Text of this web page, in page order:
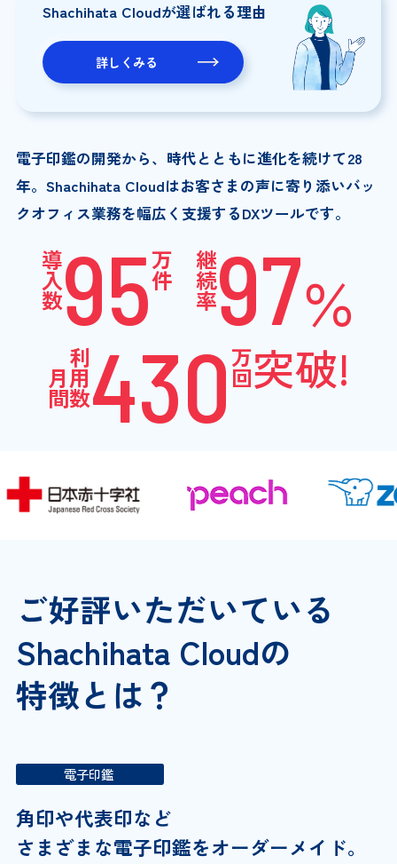
Shachihata Cloudが選ばれる理由
詳しくみる
電子印鑑の開発から、時代とともに進化を続けて28
年。 Shachihata Cloudはお客さまの声に寄り添いバッ
クオフィス業務を幅広く支援するDXツールです。
導
入
数95万
件
継
続
率97％
月
間
利
用
数430 万
回突破!
ご好評いただいている
Shachihata Cloudの
特徴とは？
電子印鑑
角印や代表印など
さまざまな電子印鑑をオーダーメイド。